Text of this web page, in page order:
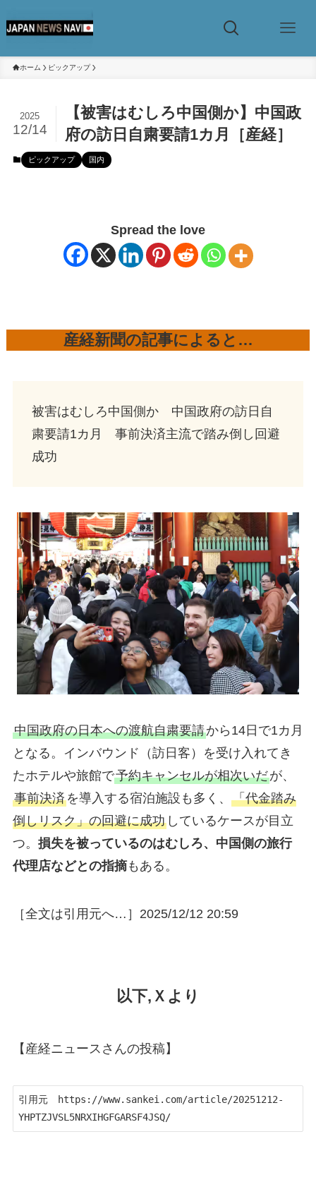
ホーム ピックアップ
【被害はむしろ中国側か】中国政
府の訪日自粛要請1カ月［産経］
2025
12/14
ピックアップ 国内
Spread the love
産経新聞の記事によると…
被害はむしろ中国側か 中国政府の訪日自
粛要請1カ月 事前決済主流で踏み倒し回避
成功
中国政府の日本への渡航自粛要請から14日で1カ月
となる。インバウンド（訪日客）を受け入れてき
たホテルや旅館で予約キャンセルが相次いだが、
事前決済を導入する宿泊施設も多く、 「代金踏み
倒しリスク」の回避に成功しているケースが目立
つ。 損失を被っているのはむしろ、中国側の旅行
代理店などとの指摘もある。
［全文は引用元へ…］2025/12/12 20:59
以下,Ｘより
【産経ニュースさんの投稿】
引用元　https://www.sankei.com/article/20251212-
YHPTZJVSL5NRXIHGFGARSF4JSQ/